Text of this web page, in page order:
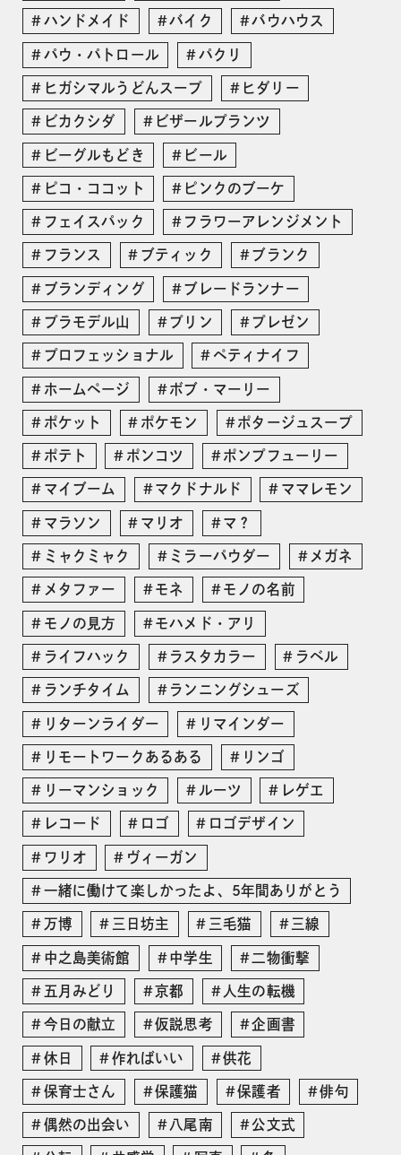
ハンドメイド バイク バウハウス
パウ・パトロール パクリ
ヒガシマルうどんスープ ヒダリー
ビカクシダ ビザールプランツ
ビーグルもどき ビール
ピコ・ココット ピンクのブーケ
フェイスパック フラワーアレンジメント
フランス ブティック ブランク
ブランディング ブレードランナー
プラモデル山 プリン プレゼン
プロフェッショナル ペティナイフ
ホームページ ボブ・マーリー
ポケット ポケモン ポタージュスープ
ポテト ポンコツ ポンプフューリー
マイブーム マクドナルド ママレモン
マラソン マリオ マ？
ミャクミャク ミラーパウダー メガネ
メタファー モネ モノの名前
モノの見方 モハメド・アリ
ライフハック ラスタカラー ラベル
ランチタイム ランニングシューズ
リターンライダー リマインダー
リモートワークあるある リンゴ
リーマンショック ルーツ レゲエ
レコード ロゴ ロゴデザイン
ワリオ ヴィーガン
一緒に働けて楽しかったよ、5年間ありがとう
万博 三日坊主 三毛猫 三線
中之島美術館 中学生 二物衝撃
五月みどり 京都 人生の転機
今日の献立 仮説思考 企画書
休日 作ればいい 供花
保育士さん 保護猫 保護者 俳句
偶然の出会い 八尾南 公文式